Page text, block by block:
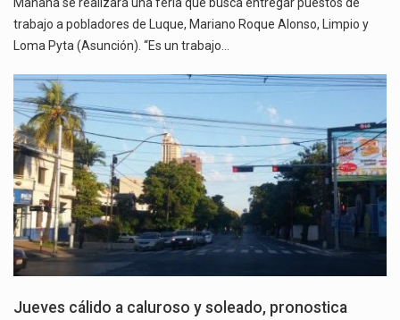
trabajo a pobladores de Luque, Mariano Roque Alonso, Limpio y
Loma Pyta (Asunción). “Es un trabajo…
Jueves cálido a caluroso y soleado, pronostica